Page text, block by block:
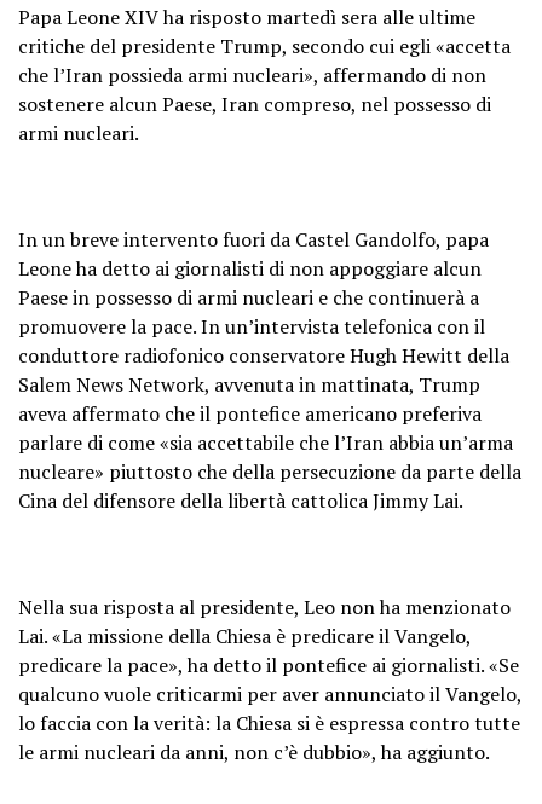
Papa Leone XIV ha risposto martedì sera alle ultime
critiche del presidente Trump, secondo cui egli «accetta
che l’Iran possieda armi nucleari», affermando di non
sostenere alcun Paese, Iran compreso, nel possesso di
armi nucleari.
In un breve intervento fuori da Castel Gandolfo, papa
Leone ha detto ai giornalisti di non appoggiare alcun
Paese in possesso di armi nucleari e che continuerà a
promuovere la pace. In un’intervista telefonica con il
conduttore radiofonico conservatore Hugh Hewitt della
Salem News Network, avvenuta in mattinata, Trump
aveva affermato che il pontefice americano preferiva
parlare di come «sia accettabile che l’Iran abbia un’arma
nucleare» piuttosto che della persecuzione da parte della
Cina del difensore della libertà cattolica Jimmy Lai.
Nella sua risposta al presidente, Leo non ha menzionato
Lai. «La missione della Chiesa è predicare il Vangelo,
predicare la pace», ha detto il pontefice ai giornalisti. «Se
qualcuno vuole criticarmi per aver annunciato il Vangelo,
lo faccia con la verità: la Chiesa si è espressa contro tutte
le armi nucleari da anni, non c’è dubbio», ha aggiunto.